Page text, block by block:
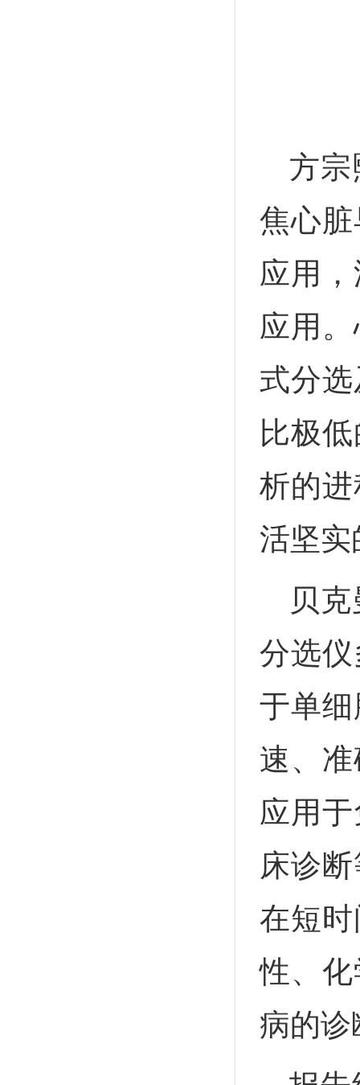
方
焦心
应用
应用
式分
比极
析的
活坚实
贝
分选
于单
速、
应用
床诊
在短
性、
病的